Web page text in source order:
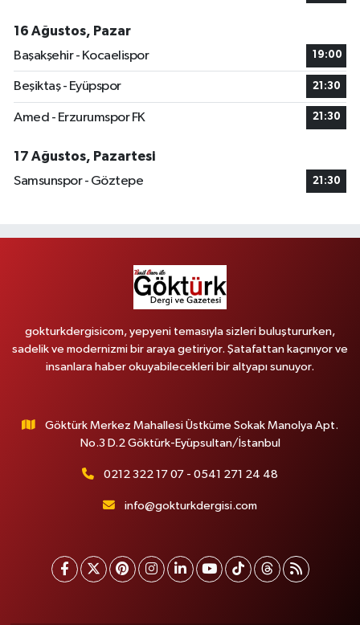
16 Ağustos, Pazar
Başakşehir - Kocaelispor
19:00
Beşiktaş - Eyüpspor 21:30
Amed - Erzurumspor FK 21:30
17 Ağustos, Pazartesi
Samsunspor - Göztepe
21:30
gokturkdergisicom, yepyeni temasıyla sizleri buluştururken,
sadelik ve modernizmi bir araya getiriyor. Şatafattan kaçınıyor ve
insanlara haber okuyabilecekleri bir altyapı sunuyor.
Göktürk Merkez Mahallesi Üstküme Sokak Manolya Apt.
No.3 D.2 Göktürk-Eyüpsultan/İstanbul
0212 322 17 07 - 0541 271 24 48
info@gokturkdergisi.com